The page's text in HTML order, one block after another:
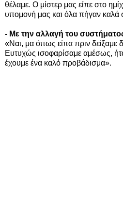
θέλαμε. Ο μίστερ μας είπε στο
υπομονή μας και όλα πήγαν καλά
- Με την αλλαγή του
«Ναι, μα όπως είπα πριν δείξαμε
Ευτυχώς ισοφαρίσαμε αμέσως,
έχουμε ένα καλό προβάδισμα».